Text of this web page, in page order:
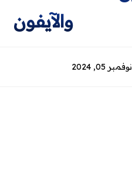
والآيفون
نوفمبر 05, 2024